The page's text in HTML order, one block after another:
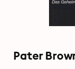
Pater